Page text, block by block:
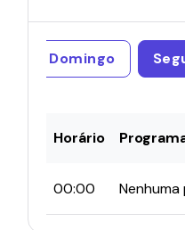
Domingo
Horário
00:00